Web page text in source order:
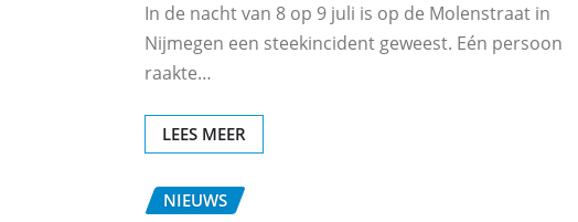
In de nacht van 8 op 9 juli is op de Molenstraat in
Nijmegen een steekincident geweest. Eén persoon
raakte…
LEES MEER
NIEUWS